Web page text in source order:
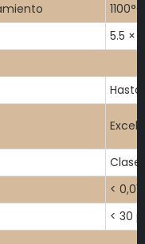
1100°C
5.5 ×
Hasta
Clase
<
< 30